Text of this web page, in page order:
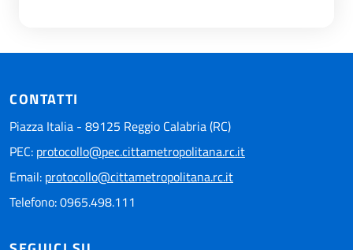
CONTATTI
Piazza Italia - 89125 Reggio Calabria (RC)
PEC: protocollo@pec.cittametropolitana.rc.it
Email: protocollo@cittametropolitana.rc.it
Telefono: 0965.498.111